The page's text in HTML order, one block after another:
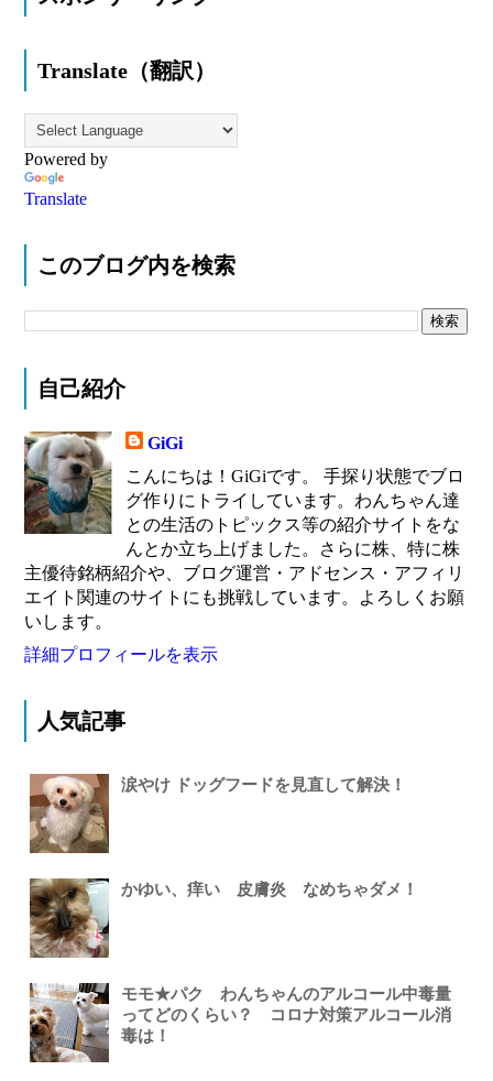
Translate（翻訳）
Powered by
Translate
このブログ内を検索
自己紹介
GiGi
こんにちは！GiGiです。 手探り状態でブロ
グ作りにトライしています。わんちゃん達
との生活のトピックス等の紹介サイトをな
んとか立ち上げました。さらに株、特に株
主優待銘柄紹介や、ブログ運営・アドセンス・アフィリ
エイト関連のサイトにも挑戦しています。よろしくお願
いします。
詳細プロフィールを表示
人気記事
涙やけ ドッグフードを見直して解決！
かゆい、痒い 皮膚炎 なめちゃダメ！
モモ★パク わんちゃんのアルコール中毒量
ってどのくらい？ コロナ対策アルコール消
毒は！